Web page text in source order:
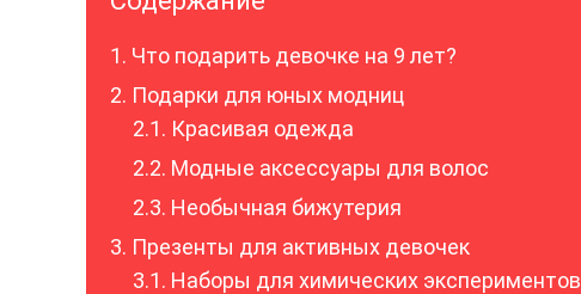
Что подарить девочке на 9 лет?
Подарки для юных модниц
Красивая одежда
Модные аксессуары для волос
Необычная бижутерия
Презенты для активных девочек
Наборы для химических экспериментов